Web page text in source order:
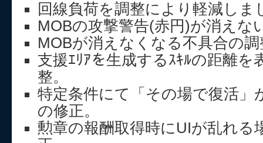
回線負荷を調整により軽減しま
MOBの攻撃警告(赤円)が消えな
MOBが消えなくなる不具合の調
支援ｴﾘｱを生成するｽｷﾙの距離を
整。
特定条件にて「その場で復活」
の修正。
勲章の報酬取得時にUIが乱れる